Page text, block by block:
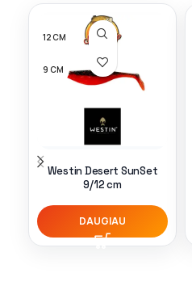
12 CM
9 CM
Westin Desert SunSet
9/12 cm
DAUGIAU